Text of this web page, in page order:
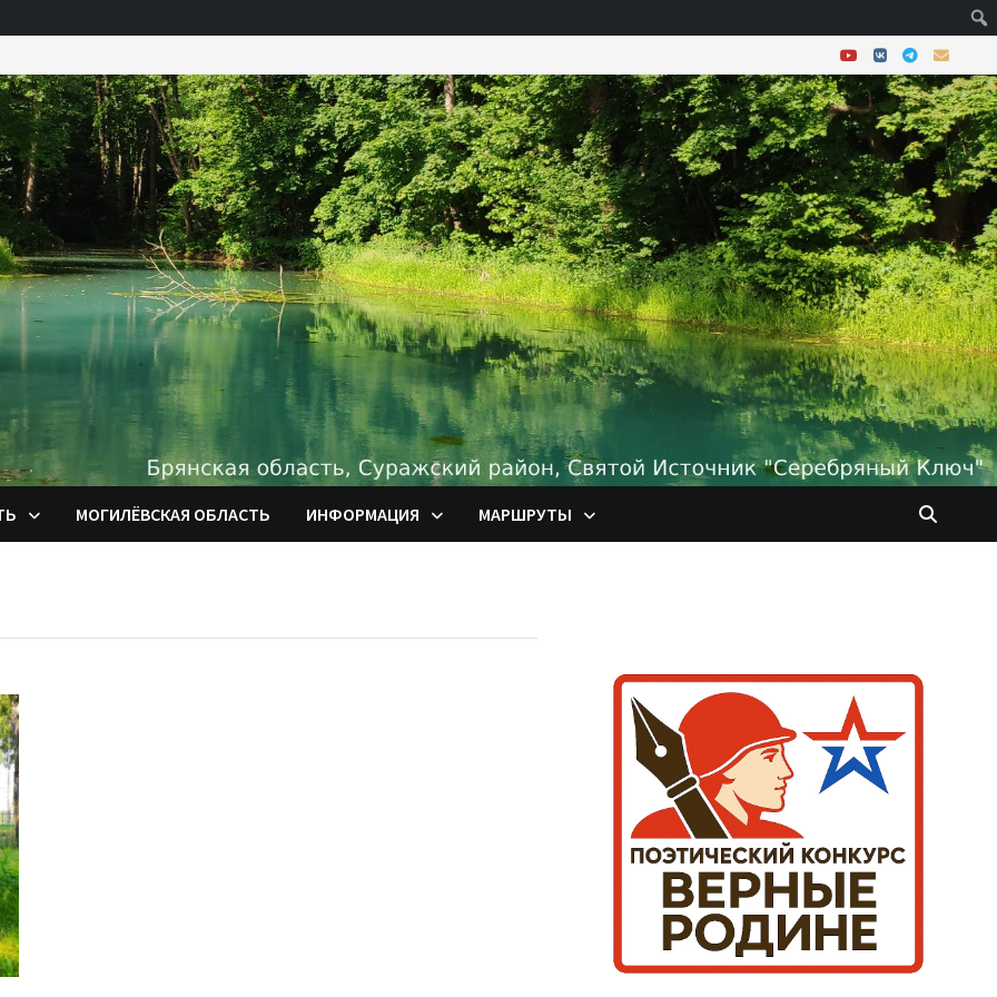
МОГИЛЁВСКАЯ ОБЛАСТЬ ИНФОРМАЦИЯ МАРШРУТЫ